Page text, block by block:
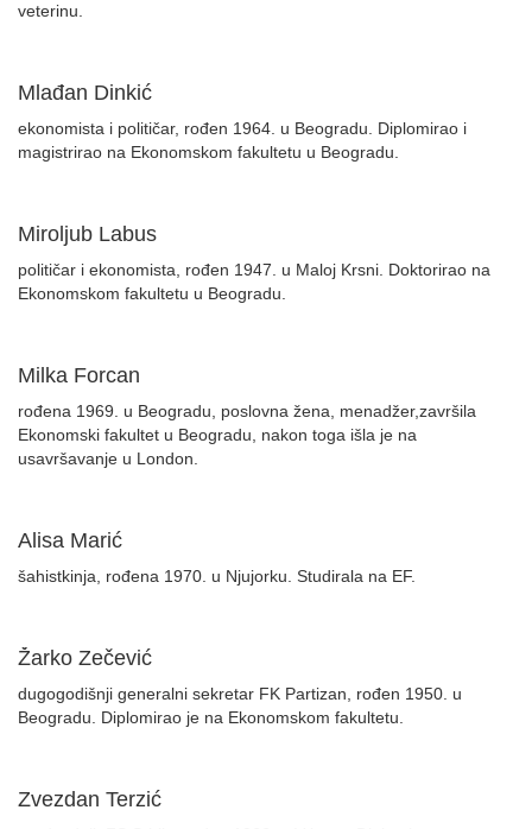
veterinu.
Mlađan Dinkić
ekonomista i političar, rođen 1964. u Beogradu. Diplomirao i
magistrirao na Ekonomskom fakultetu u Beogradu.
Miroljub Labus
političar i ekonomista, rođen 1947. u Maloj Krsni. Doktorirao na
Ekonomskom fakultetu u Beogradu.
Milka Forcan
rođena 1969. u Beogradu, poslovna žena, menadžer,završila
Ekonomski fakultet u Beogradu, nakon toga išla je na
usavršavanje u London.
Alisa Marić
šahistkinja, rođena 1970. u Njujorku. Studirala na EF.
Žarko Zečević
dugogodišnji generalni sekretar FK Partizan, rođen 1950. u
Beogradu. Diplomirao je na Ekonomskom fakultetu.
Zvezdan Terzić